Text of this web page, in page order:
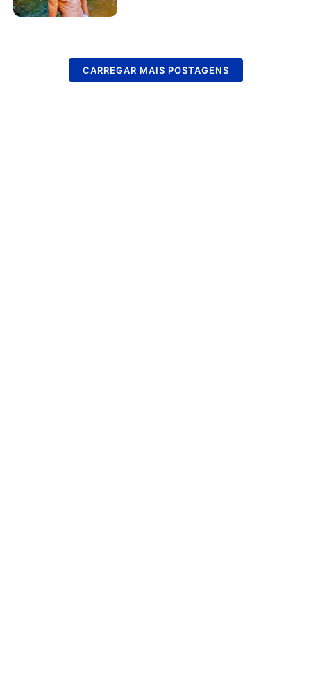
CARREGAR MAIS POSTAGENS